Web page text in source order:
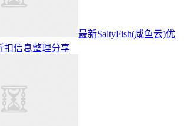
最新SaltyFish(咸鱼云)优
扣信息整理分享